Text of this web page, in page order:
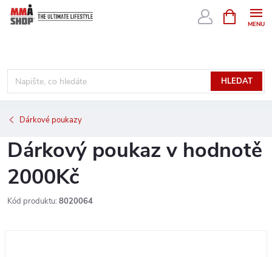
Přejít
HLEDAT
NÁKUPNÍ
KOŠÍK
Dárkové poukazy
Dárkový poukaz v hodnotě
2000Kč
Kód produktu: 8020064